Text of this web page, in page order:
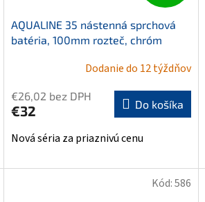
AQUALINE 35 nástenná sprchová
batéria, 100mm rozteč, chróm
Dodanie do 12 týždňov
€26,02 bez DPH
€32 Do košíka
Nová séria za priaznivú cenu
Kód:586